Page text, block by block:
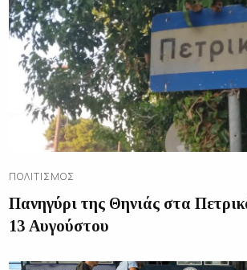
ΠΟΛΙΤΙΣΜΌΣ
Πανηγύρι της Θηνιάς στα
13 Αυγούστου